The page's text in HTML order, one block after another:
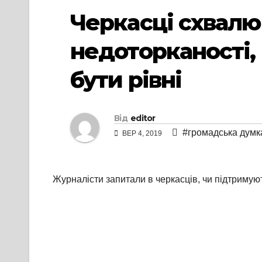
Черкасці
бути рівні
Від editor
ВЕР 4, 2019 #громадська
Журналісти запитали в черкасців, чи